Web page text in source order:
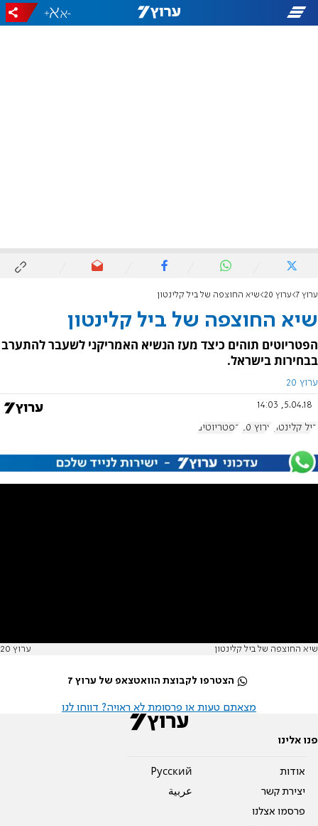
-
+
ערוץ 7 ערוץ 20 שיא החוצפה של ביל קלינטון
שיא החוצפה של ביל קלינטון
הפטריוטים תוהים כיצד מעז הנשיא האמריקני לשעבר להתערב
בבחירות בישראל.
ערוץ 20
5.04.18, 14:03
ביל קלינטון ערוץ 20 הפטריוטים
שיא החוצפה של ביל קלינטון ערוץ 20
הצטרפו לקבוצת הוואטצאפ של ערוץ 7
מצאתם טעות או פרסומת לא ראויה? דווחו לנו
פנו אלינו
אודות
יצירת קשר
פרסמו אצלנו
Pусский
عربية